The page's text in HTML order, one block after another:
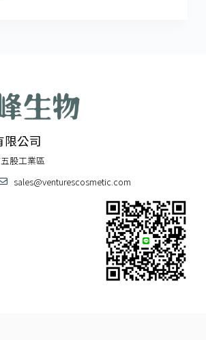
限公司
股工業區
sales@venturescosmetic.com